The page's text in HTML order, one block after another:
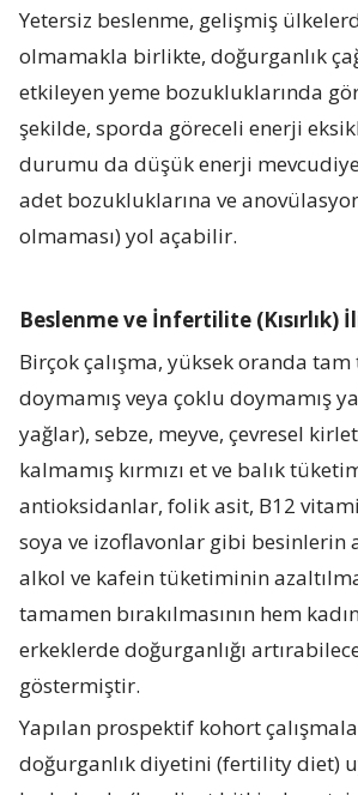
Yetersiz beslenme, gelişmiş
olmamakla birlikte, doğurganlık
etkileyen yeme bozukluklarında
şekilde, sporda göreceli enerji
durumu da düşük enerji
adet bozukluklarına ve
olmaması) yol açabilir.
Beslenme ve İnfertilite (Kısırlık)
Birçok çalışma, yüksek oranda tam
doymamış veya çoklu doymamış
yağlar), sebze, meyve, çevresel
kalmamış kırmızı et ve balık
antioksidanlar, folik asit, B12
soya ve izoflavonlar gibi besinlerin
alkol ve kafein tüketiminin
tamamen bırakılmasının hem
erkeklerde doğurganlığı
göstermiştir.
Yapılan prospektif kohort
doğurganlık diyetini (fertility diet)